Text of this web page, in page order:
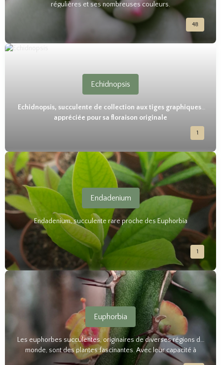
régulières et ses nombreuses couleurs.
48
Echidnopsis
Echidnopsis, succulente de collection aux tiges graphiques,
appréciée pour sa floraison originale
1
Endadenium
Endadenium, succulente rare proche des Euphorbia
1
Euphorbia
Les euphorbes succulentes, originaires de diverses régions du
monde, sont des plantes fascinantes. Avec leur capacité à
résister à des conditions arides et leur adaptabilité, les